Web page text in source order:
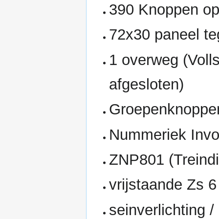
390 Knoppen
72x30 paneel
1 overweg
afgesloten)
Nummeriek
ZNP801
vrijstaande Zs
seinverlichting